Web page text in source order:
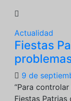
Actualidad
Fiestas
9 de
“Para
Fiestas